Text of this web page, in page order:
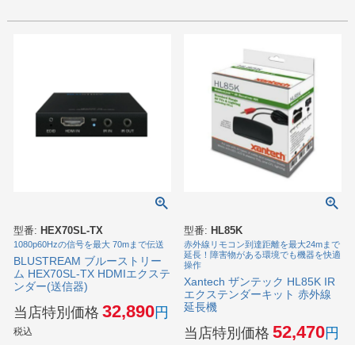
型番: HEX70SL-TX
1080p60Hzの信号を最大 70mまで伝送
BLUSTREAM ブルーストリー
ム HEX70SL-TX HDMIエクステ
ンダー(送信器)
当店特別価格 32,890
税込
型番: HL85K
赤外線リモコン到達距離を最大24mまで
延長！障害物がある環境でも機器を快適
操作
Xantech ザンテック HL85K IR
エクステンダーキット 赤外線
延長機
当店特別価格 52,470